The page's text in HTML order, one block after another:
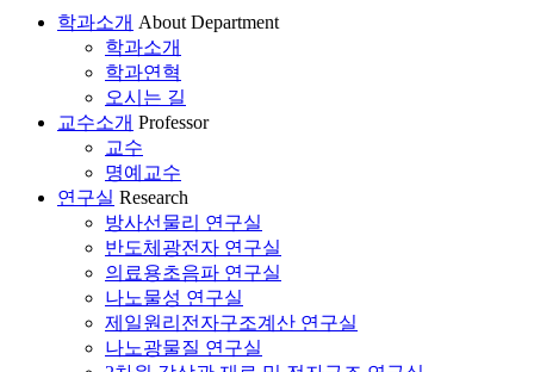
학과소개 About Department
학과소개
학과연혁
오시는 길
교수소개 Professor
교수
명예교수
연구실 Research
방사선물리 연구실
반도체광전자 연구실
의료용초음파 연구실
나노물성 연구실
제일원리전자구조계산 연구실
나노광물질 연구실